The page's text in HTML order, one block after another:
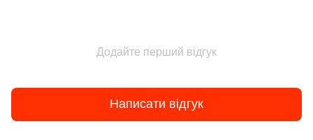
Додайте перший відгук
Написати відгук